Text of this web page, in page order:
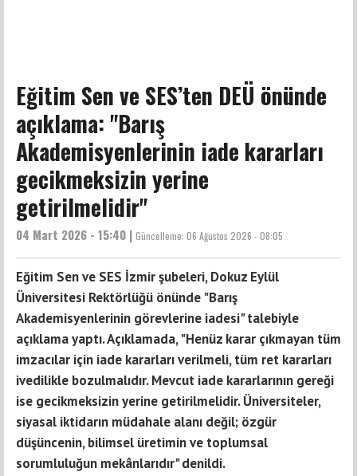
Eğitim Sen ve SES’ten DEÜ önünde
açıklama: "Barış
Akademisyenlerinin iade kararları
gecikmeksizin yerine
getirilmelidir"
04 Mart 2026 - 15:40 | Güncelleme: 06 Ağustos 2026 - 08:05
Eğitim Sen ve SES İzmir şubeleri, Dokuz Eylül
Üniversitesi Rektörlüğü önünde "Barış
Akademisyenlerinin görevlerine iadesi" talebiyle
açıklama yaptı. Açıklamada, "Henüz karar çıkmayan tüm
imzacılar için iade kararları verilmeli, tüm ret kararları
ivedilikle bozulmalıdır. Mevcut iade kararlarının gereği
ise gecikmeksizin yerine getirilmelidir. Üniversiteler,
siyasal iktidarın müdahale alanı değil; özgür
düşüncenin, bilimsel üretimin ve toplumsal
sorumluluğun mekânlarıdır" denildi.